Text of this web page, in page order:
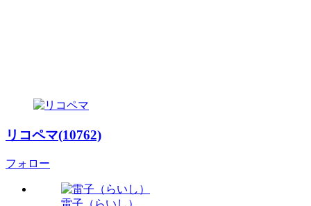
リコペマ(10762)
フォロー